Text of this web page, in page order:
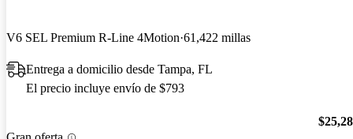
V6 SEL Premium R-Line 4Motion 61,422 millas
Entrega a domicilio desde Tampa, FL
El precio incluye envío de $793